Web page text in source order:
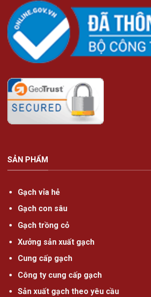
SẢN PHẨM
Gạch vỉa hẻ
Gạch con sâu
Gạch trồng cỏ
Xưởng sản xuất gạch
Cung cấp gạch
Công ty cung cấp gạch
Sản xuất gạch theo yêu cầu